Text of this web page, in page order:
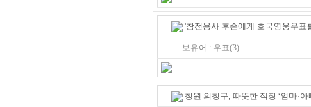
'참전용사 후손에게 호국영웅우표
보유어 : 우표(3)
창원 의창구, 따뜻한 직장 ‘엄마·